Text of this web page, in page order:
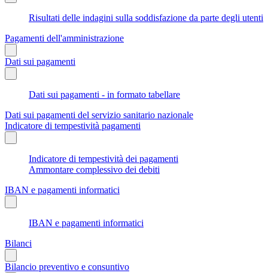
Risultati delle indagini sulla soddisfazione da parte degli utenti
Pagamenti dell'amministrazione
Dati sui pagamenti
Dati sui pagamenti - in formato tabellare
Dati sui pagamenti del servizio sanitario nazionale
Indicatore di tempestività pagamenti
Indicatore di tempestività dei pagamenti
Ammontare complessivo dei debiti
IBAN e pagamenti informatici
IBAN e pagamenti informatici
Bilanci
Bilancio preventivo e consuntivo